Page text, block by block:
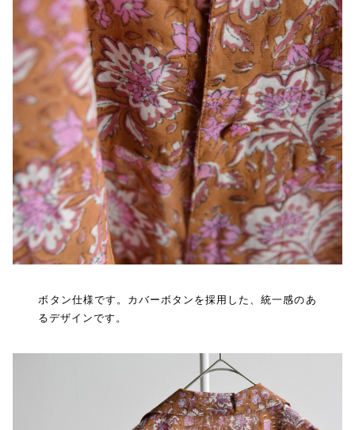
ボタン仕様です。カバーボタンを採用した、統一感のあ
るデザインです。